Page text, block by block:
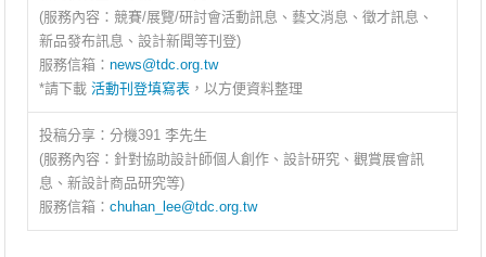
(服務內容：競賽/展覽/研討會活動訊息、藝文消息、徵才訊息、
新品發布訊息、設計新聞等刊登)
服務信箱：news@tdc.org.tw
*請下載活動刊登填寫表 ，以方便資料整理
投稿分享：分機391 李先生
(服務內容：針對協助設計師個人創作、設計研究、觀賞展會訊
息、新設計商品研究等)
服務信箱：chuhan_lee@tdc.org.tw